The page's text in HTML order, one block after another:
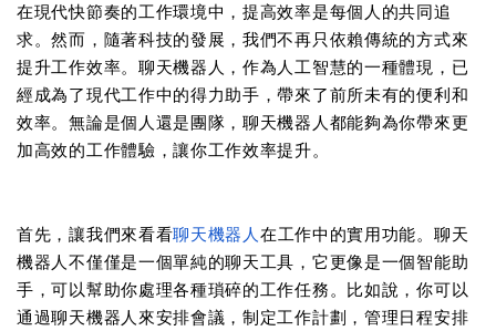
在現代快節奏的工作環境中，提高效率是每個人的共同追
求。然而，隨著科技的發展，我們不再只依賴傳統的方式來
提升工作效率。聊天機器人，作為人工智慧的一種體現，已
經成為了現代工作中的得力助手，帶來了前所未有的便利和
效率。無論是個人還是團隊，聊天機器人都能夠為你帶來更
加高效的工作體驗，讓你工作效率提升。
首先，讓我們來看看聊天機器人在工作中的實用功能。聊天
機器人不僅僅是一個單純的聊天工具，它更像是一個智能助
手，可以幫助你處理各種瑣碎的工作任務。比如說，你可以
通過聊天機器人來安排會議，制定工作計劃，管理日程安排